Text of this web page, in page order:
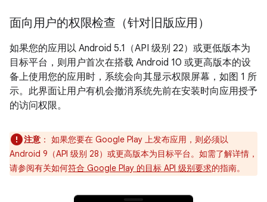
面向用户的权限检查（针对旧版应用）
如果您的应用以 Android 5.1（API 级别 22）或更低版本为
目标平台，则用户首次在搭载 Android 10 或更高版本的设
备上使用您的应用时，系统会向其显示权限屏幕，如图 1 所
示。此界面让用户有机会撤消系统先前在安装时向应用授予
的访问权限。
注意 ： 如果您要在 Google Play 上发布应用，则必须以
Android 9（API 级别 28）或更高版本为目标平台。如需了解详情，
请参阅有关如何符合 Google Play 的目标 API 级别要求的指南。